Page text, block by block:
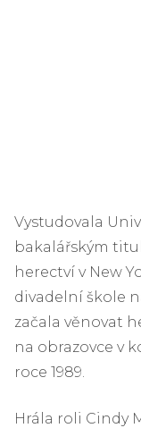
Vystudovala
bakalářským
herectví v New
divadelní škole
začala věnovat
na obrazovce v
roce 1989.
Hrála roli Cindy